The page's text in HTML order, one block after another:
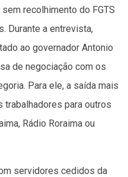
recolhimento do FGTS
Durante a entrevista,
ao governador Antonio
de negociação com os
Para ele, a saída mais
trabalhadores para outros
Rádio Roraima ou
servidores cedidos da